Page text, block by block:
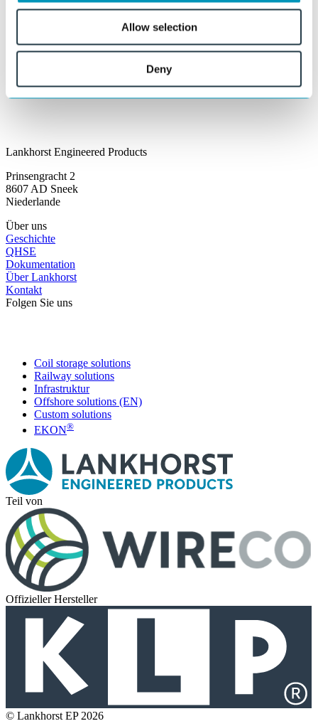
Allow selection
Deny
Email
Lankhorst Engineered Products
Prinsengracht 2
8607 AD Sneek
Niederlande
Über uns
Geschichte
QHSE
Dokumentation
Über Lankhorst
Kontakt
Folgen Sie uns
Coil storage solutions
Railway solutions
Infrastruktur
Offshore solutions (EN)
Custom solutions
EKON®
Teil von
Offizieller Hersteller
© Lankhorst EP 2026